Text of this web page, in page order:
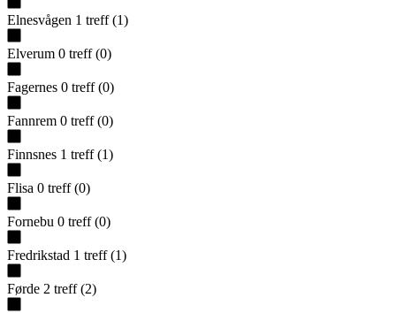
Elnesvågen 1 treff (1)
Elverum 0 treff (0)
Fagernes 0 treff (0)
Fannrem 0 treff (0)
Finnsnes 1 treff (1)
Flisa 0 treff (0)
Fornebu 0 treff (0)
Fredrikstad 1 treff (1)
Førde 2 treff (2)